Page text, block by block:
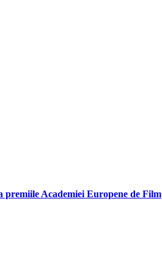
Academiei Europene de Film